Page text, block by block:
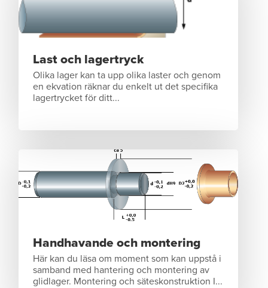
Last och lagertryck
Olika lager kan ta upp olika laster och genom
en ekvation räknar du enkelt ut det specifika
lagertrycket för ditt...
Handhavande och montering
Här kan du läsa om moment som kan uppstå i
samband med hantering och montering av
glidlager. Montering och säteskonstruktion I...